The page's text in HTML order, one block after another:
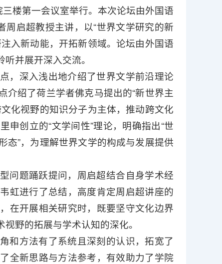
楼第一会议室举行。本次论坛由外国语
周启超教授主讲，以“世界文学研究的新
入新动能，开拓新领域。论坛由外国语
并展开深入交流。
，深入浅出地介绍了世界文学前沿理论
绍了荷兰学者佛克马提出的“新世界主
化视野的知识分子为主体，推动跨文化
创立的“文学间性”理论，明确指出“世
态”，为理解世界文学的构成与发展提供
问题踊跃提问，周启超结合自身学术经
虹进行了总结，高度肯定周启超讲座的
在开展相关研究时，既要坚守文化边界
野的拓展与学术认知的深化。
和方法有了系统且深刻的认识，拓宽了
全新思路与方法参考，有效助力了学院